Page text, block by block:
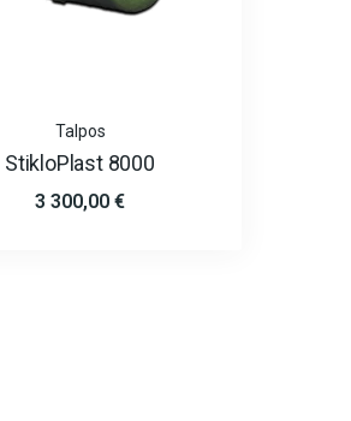
Talpos
StikloPlast 8000
3 300,00 €